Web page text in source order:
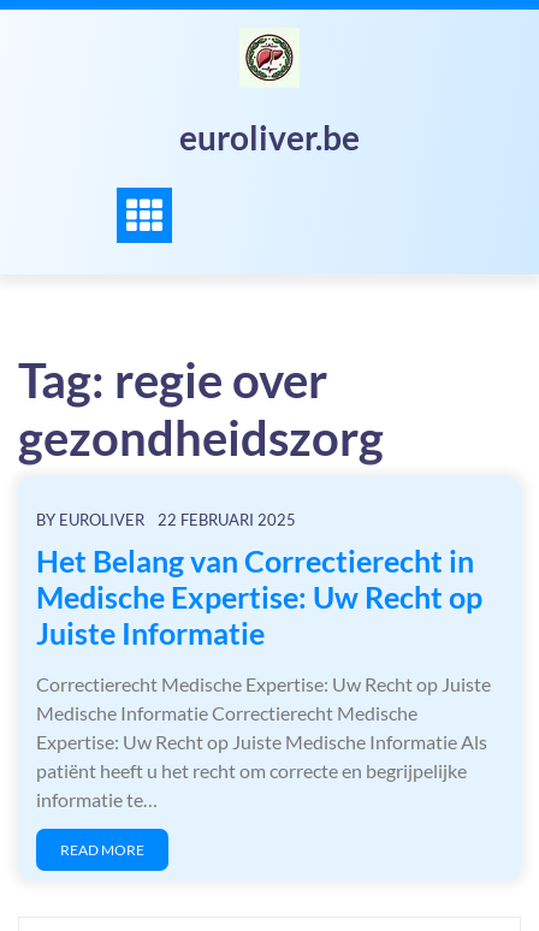
Skip
euroliver.be
Tag: regie over
gezondheidszorg
BY EUROLIVER 22 FEBRUARI 2025
Het Belang van Correctierecht in
Medische Expertise: Uw Recht op
Juiste Informatie
Correctierecht Medische Expertise: Uw Recht op Juiste
Medische Informatie Correctierecht Medische
Expertise: Uw Recht op Juiste Medische Informatie Als
patiënt heeft u het recht om correcte en begrijpelijke
informatie te…
READ MORE